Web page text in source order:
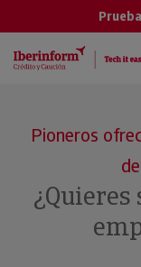
Pioneros